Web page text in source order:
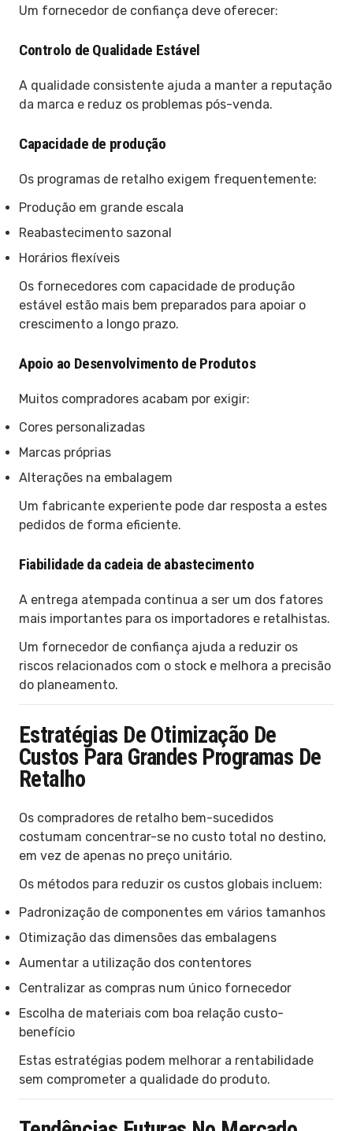
Um fornecedor de confiança deve oferecer:
Controlo de Qualidade Estável
A qualidade consistente ajuda a manter a reputação
da marca e reduz os problemas pós-venda.
Capacidade de produção
Os programas de retalho exigem frequentemente:
Produção em grande escala
Reabastecimento sazonal
Horários flexíveis
Os fornecedores com capacidade de produção
estável estão mais bem preparados para apoiar o
crescimento a longo prazo.
Apoio ao Desenvolvimento de Produtos
Muitos compradores acabam por exigir:
Cores personalizadas
Marcas próprias
Alterações na embalagem
Um fabricante experiente pode dar resposta a estes
pedidos de forma eficiente.
Fiabilidade da cadeia de abastecimento
A entrega atempada continua a ser um dos fatores
mais importantes para os importadores e retalhistas.
Um fornecedor de confiança ajuda a reduzir os
riscos relacionados com o stock e melhora a precisão
do planeamento.
Estratégias De Otimização De
Custos Para Grandes Programas De
Retalho
Os compradores de retalho bem-sucedidos
costumam concentrar-se no custo total no destino,
em vez de apenas no preço unitário.
Os métodos para reduzir os custos globais incluem:
Padronização de componentes em vários tamanhos
Otimização das dimensões das embalagens
Aumentar a utilização dos contentores
Centralizar as compras num único fornecedor
Escolha de materiais com boa relação custo-
benefício
Estas estratégias podem melhorar a rentabilidade
sem comprometer a qualidade do produto.